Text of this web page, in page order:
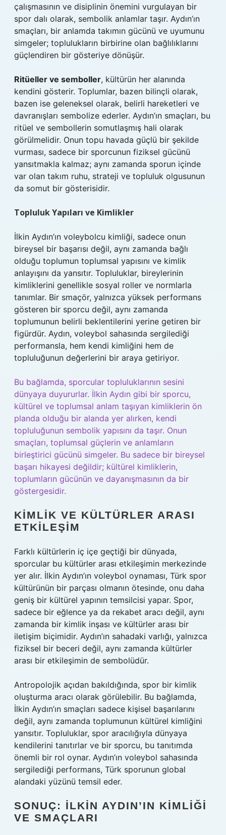
çalışmasının ve disiplinin önemini vurgulayan bir
spor dalı olarak, sembolik anlamlar taşır. Aydın’ın
smaçları, bir anlamda takımın gücünü ve uyumunu
simgeler; toplulukların birbirine olan bağlılıklarını
güçlendiren bir gösteriye dönüşür.
Ritüeller ve semboller, kültürün her alanında
kendini gösterir. Toplumlar, bazen bilinçli olarak,
bazen ise geleneksel olarak, belirli hareketleri ve
davranışları sembolize ederler. Aydın’ın smaçları, bu
ritüel ve sembollerin somutlaşmış hali olarak
görülmelidir. Onun topu havada güçlü bir şekilde
vurması, sadece bir sporcunun fiziksel gücünü
yansıtmakla kalmaz; aynı zamanda sporun içinde
var olan takım ruhu, strateji ve topluluk olgusunun
da somut bir gösterisidir.
Topluluk Yapıları ve Kimlikler
İlkin Aydın’ın voleybolcu kimliği, sadece onun
bireysel bir başarısı değil, aynı zamanda bağlı
olduğu toplumun toplumsal yapısını ve kimlik
anlayışını da yansıtır. Topluluklar, bireylerinin
kimliklerini genellikle sosyal roller ve normlarla
tanımlar. Bir smaçör, yalnızca yüksek performans
gösteren bir sporcu değil, aynı zamanda
toplumunun belirli beklentilerini yerine getiren bir
figürdür. Aydın, voleybol sahasında sergilediği
performansla, hem kendi kimliğini hem de
topluluğunun değerlerini bir araya getiriyor.
Bu bağlamda, sporcular topluluklarının sesini
dünyaya duyururlar. İlkin Aydın gibi bir sporcu,
kültürel ve toplumsal anlam taşıyan kimliklerin ön
planda olduğu bir alanda yer alırken, kendi
topluluğunun sembolik yapısını da taşır. Onun
smaçları, toplumsal güçlerin ve anlamların
birleştirici gücünü simgeler. Bu sadece bir bireysel
başarı hikayesi değildir; kültürel kimliklerin,
toplumların gücünün ve dayanışmasının da bir
göstergesidir.
KIMLIK VE KÜLTÜRLER ARASI
ETKILEŞIM
Farklı kültürlerin iç içe geçtiği bir dünyada,
sporcular bu kültürler arası etkileşimin merkezinde
yer alır. İlkin Aydın’ın voleybol oynaması, Türk spor
kültürünün bir parçası olmanın ötesinde, onu daha
geniş bir kültürel yapının temsilcisi yapar. Spor,
sadece bir eğlence ya da rekabet aracı değil, aynı
zamanda bir kimlik inşası ve kültürler arası bir
iletişim biçimidir. Aydın’ın sahadaki varlığı, yalnızca
fiziksel bir beceri değil, aynı zamanda kültürler
arası bir etkileşimin de sembolüdür.
Antropolojik açıdan bakıldığında, spor bir kimlik
oluşturma aracı olarak görülebilir. Bu bağlamda,
İlkin Aydın’ın smaçları sadece kişisel başarılarını
değil, aynı zamanda toplumunun kültürel kimliğini
yansıtır. Topluluklar, spor aracılığıyla dünyaya
kendilerini tanıtırlar ve bir sporcu, bu tanıtımda
önemli bir rol oynar. Aydın’ın voleybol sahasında
sergilediği performans, Türk sporunun global
alandaki yüzünü temsil eder.
SONUÇ: İLKIN AYDIN’IN KIMLIĞI
VE SMAÇLARI